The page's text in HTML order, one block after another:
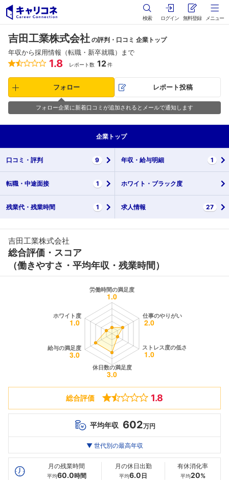
検索 ログイン 無料登録 メニュー
吉田工業株式会社 の評判・口コミ 企業トップ
年収から採用情報（転職・新卒就職）まで
1.8 レポート数 12件
フォロー レポート投稿
フォロー企業に新着口コミが追加されるとメールで通知します
企業 トップ
口コミ・ 評判 9 年収・ 給与明細 1
転職・ 中途面接 1 ホワイト・ ブラック度
残業代・ 残業時間 1 求人情報 27
吉田工業株式会社
総合評価・スコア
（働きやすさ・平均年収・残業時間）
総合評価 1.8
平均年収 602万円
最高年収
20代
--万
30代
--万
602万
▼ 世代別の最高年収
月の残業時間
平均60.0時間
月の休日出勤
平均6.0 日
有休消化率
平均20%